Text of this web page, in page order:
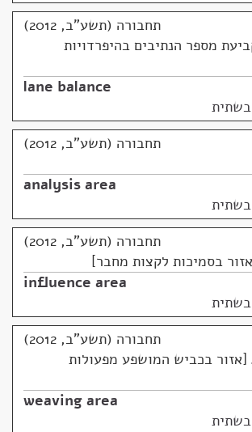
תחבורה (תשע"ב, 2012)
מספר הנתיבים בהיפרדויות
lane balance
תחבורה (תשע"ב, 2012)
analysis area
תחבורה (תשע"ב, 2012)
אזור בסמיכות לקצות מחבר
influence area
תחבורה (תשע"ב, 2012)
אזור בכביש המושפע מפעולות
weaving area